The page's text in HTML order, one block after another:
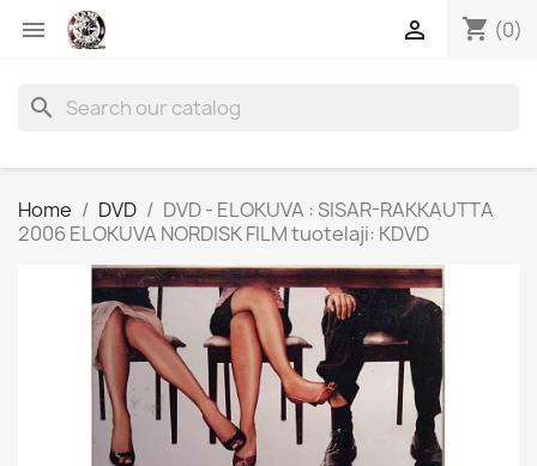
 shopping_cart (0)

search
Home DVD
DVD - ELOKUVA : SISAR-RAKKAUTTA
2006 ELOKUVA NORDISK FILM tuotelaji: KDVD